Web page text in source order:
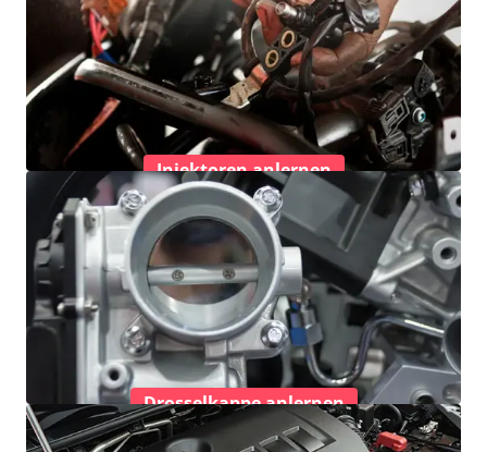
Injektoren anlernen
Drosselkappe anlernen